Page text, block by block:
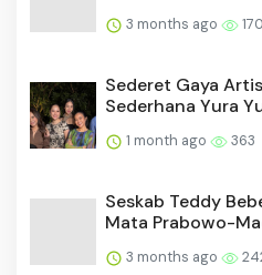
3 months ago
Sederet Gaya
Sederhana Yura
1 month ago 363
Seskab Teddy
Mata Prabowo-
3 months ago